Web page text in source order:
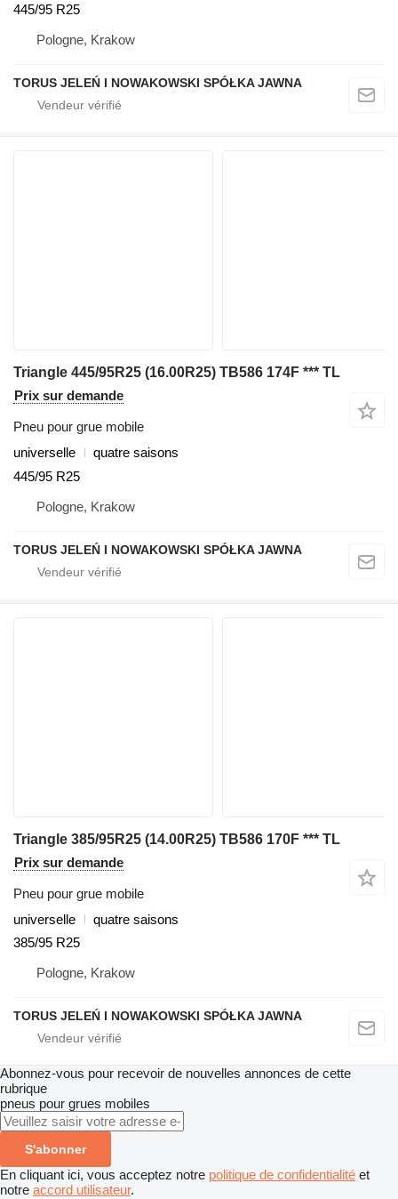
445/95 R25
Pologne, Krakow
TORUS JELEŃ I NOWAKOWSKI SPÓŁKA JAWNA
Triangle 445/95R25 (16.00R25) TB586 174F *** TL
Prix sur demande
Pneu pour grue mobile
universelle
quatre saisons
445/95 R25
Pologne, Krakow
TORUS JELEŃ I NOWAKOWSKI SPÓŁKA JAWNA
Triangle 385/95R25 (14.00R25) TB586 170F *** TL
Prix sur demande
Pneu pour grue mobile
universelle
quatre saisons
385/95 R25
Pologne, Krakow
TORUS JELEŃ I NOWAKOWSKI SPÓŁKA JAWNA
Abonnez-vous pour recevoir de nouvelles annonces de cette
rubrique
pneus pour grues mobiles
S'abonner
En cliquant ici, vous acceptez notre politique de confidentialité et
notre accord utilisateur.